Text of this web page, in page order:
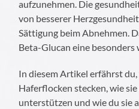
aufzunehmen. Die
von besserer
Sättigung beim Abnehmen.
Beta-Glucan eine besonders
In diesem Artikel erfährst
Haferflocken stecken, wie
unterstützen und wie du sie